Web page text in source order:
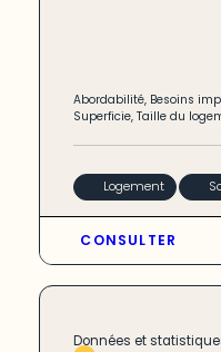
Abordabilité, Besoins
Superficie,Taille du
Logement
CONSULTER
Données et